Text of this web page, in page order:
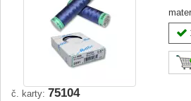
č. karty: 75104